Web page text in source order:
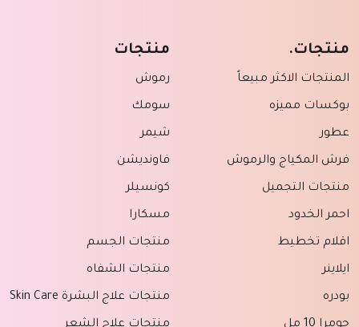
منتجات.
المنتجات الاكثر مبيعاً
بوكسات مميزه
عطور
فرش المكياج والرموش
منتجات التجميل
احمر الخدود
اقلام تخطيط
ايلاينر
بودره
منتجات
رموش
سومك
شيمر
فاونديشن
كونسيلر
مسكارا
منتجات الجسم
منتجات الشفاه
منتجات علاج البشرة Skin Care